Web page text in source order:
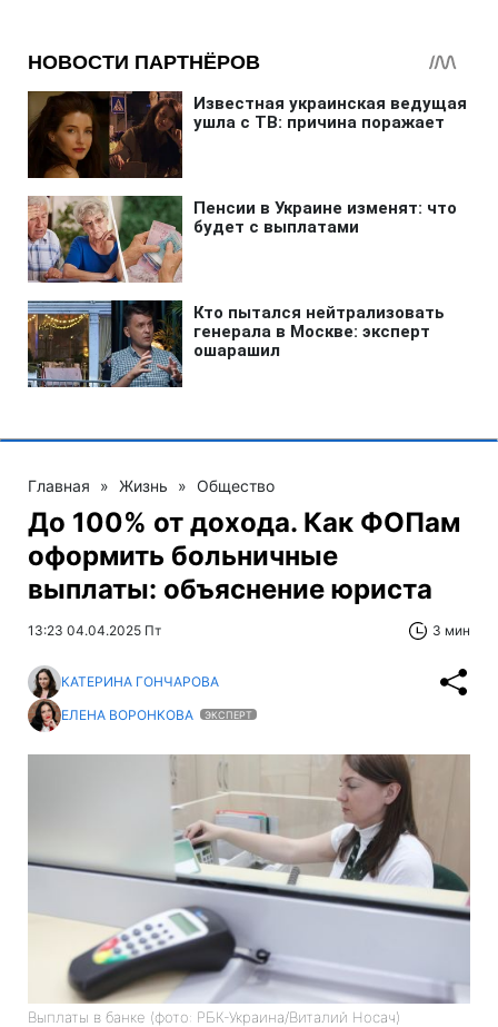
Главная » Жизнь » Общество
До 100% от дохода. Как ФОПам
оформить больничные
выплаты: объяснение юриста
13:23 04.04.2025 Пт 3 мин
КАТЕРИНА ГОНЧАРОВА
ЕЛЕНА ВОРОНКОВА
ЭКСПЕРТ
Выплаты в банке (фото: РБК-Украина/Виталий Носач)